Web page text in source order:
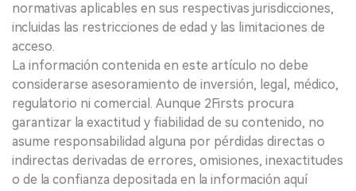
normativas aplicables en sus respectivas jurisdicciones,
incluidas las restricciones de edad y las limitaciones de
acceso.
La información contenida en este artículo no debe
considerarse asesoramiento de inversión, legal, médico,
regulatorio ni comercial. Aunque 2Firsts procura
garantizar la exactitud y fiabilidad de su contenido, no
asume responsabilidad alguna por pérdidas directas o
indirectas derivadas de errores, omisiones, inexactitudes
o de la confianza depositada en la información aquí